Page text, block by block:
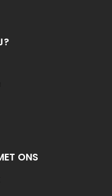
ONS